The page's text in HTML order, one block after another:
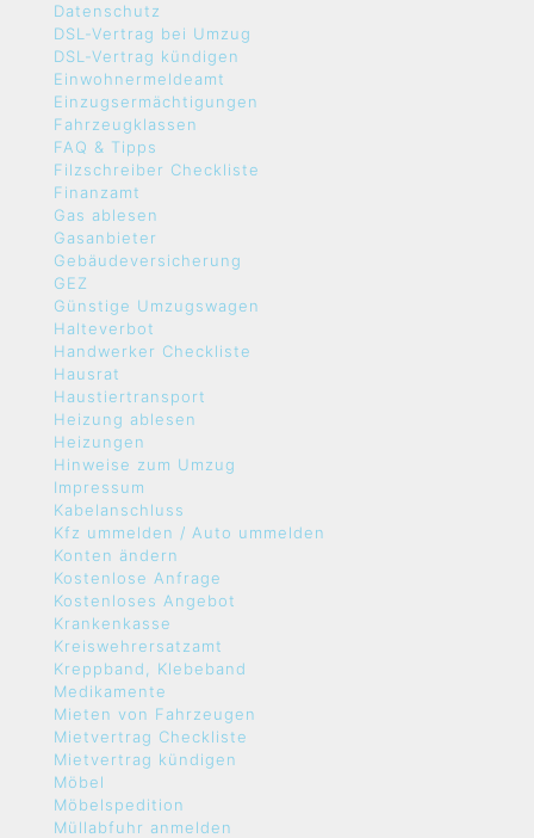
Datenschutz
DSL-Vertrag bei Umzug
DSL-Vertrag kündigen
Einwohnermeldeamt
Einzugsermächtigungen
Fahrzeugklassen
FAQ & Tipps
Filzschreiber Checkliste
Finanzamt
Gas ablesen
Gasanbieter
Gebäudeversicherung
GEZ
Günstige Umzugswagen
Halteverbot
Handwerker Checkliste
Hausrat
Haustiertransport
Heizung ablesen
Heizungen
Hinweise zum Umzug
Impressum
Kabelanschluss
Kfz ummelden / Auto ummelden
Konten ändern
Kostenlose Anfrage
Kostenloses Angebot
Krankenkasse
Kreiswehrersatzamt
Kreppband, Klebeband
Medikamente
Mieten von Fahrzeugen
Mietvertrag Checkliste
Mietvertrag kündigen
Möbel
Möbelspedition
Müllabfuhr anmelden